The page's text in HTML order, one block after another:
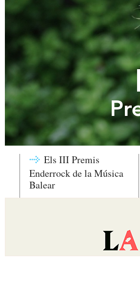
Els III Premis
Enderrock de la Música
Balear